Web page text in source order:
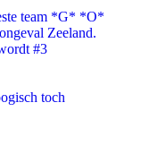
team *G* *O*
Zeeland.
#3
toch